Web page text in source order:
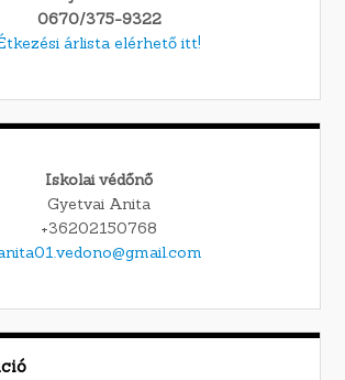
0670/375-9322
árlista elérhető itt!
Iskolai védőnő
Gyetvai Anita
+36202150768